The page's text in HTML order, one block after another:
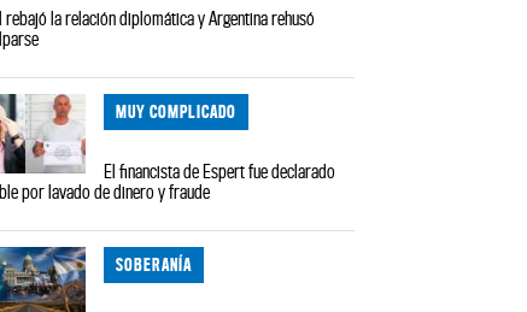
rebajó la relación diplomática y Argentina rehusó
MUY COMPLICADO
El financista de Espert fue declarado
por lavado de dinero y fraude
SOBERANÍA